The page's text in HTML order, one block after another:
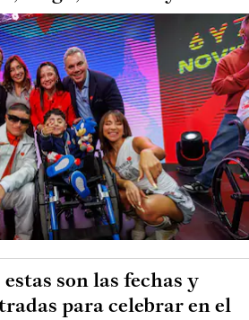
son las fechas y
para celebrar en el